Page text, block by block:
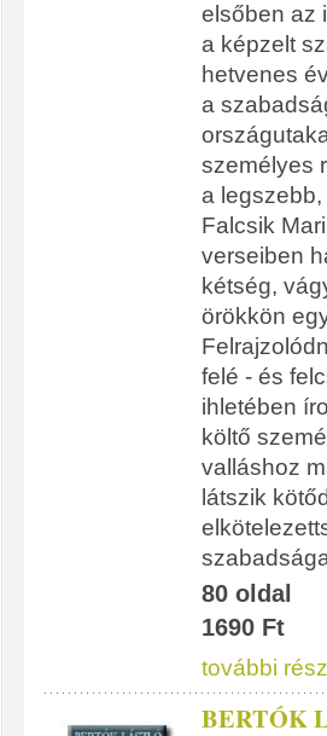
elsőben az
a képzelt
hetvenes
a
személyes
a
Falcsik
verseiben
kétség,
örökkön
felé - és
ihletében
költő
valláshoz
látszik
80 oldal
1690 Ft
további
BERTÓK